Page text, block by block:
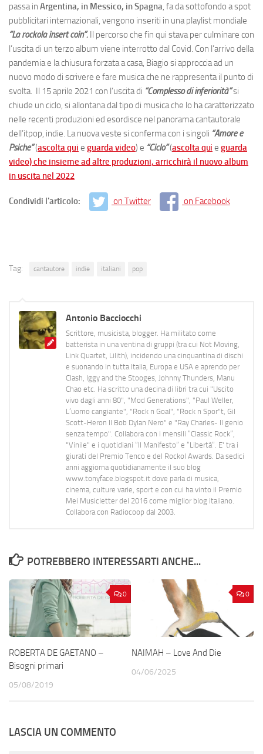
passa in Argentina, in Messico, in Spagna, fa da sottofondo a spot
pubblicitari internazionali, vengono inseriti in una playlist mondiale
“La rockola insert coin”. Il percorso che fin qui stava per culminare con
l’uscita di un terzo album viene interrotto dal Covid. Con l’arrivo della
pandemia e la chiusura forzata a casa, Biagio si approccia ad un
nuovo modo di scrivere e fare musica che ne rappresenta il punto di
svolta. Il 15 aprile 2021 con l’uscita di “Complesso di inferiorità”si
chiude un ciclo, si allontana dal tipo di musica che lo ha caratterizzato
nelle recenti produzioni ed esordisce nel panorama cantautorale
dell’itpop, indie. La nuova veste si conferma con i singoli “Amore e
Psiche”(ascolta qui e guarda video) e “Ciclo”(ascolta qui e guarda
video) che insieme ad altre produzioni, arricchirà il nuovo album
in uscita nel 2022
Condividi l'articolo: on Twitter on Facebook
Tag: cantautore indie italiani pop
Antonio Bacciocchi
Scrittore, musicista, blogger. Ha militato come
batterista in una ventina di gruppi (tra cui Not Moving,
Link Quartet, Lilith), incidendo una cinquantina di dischi
e suonando in tutta Italia, Europa e USA e aprendo per
Clash, Iggy and the Stooges, Johnny Thunders, Manu
Chao etc. Ha scritto una decina di libri tra cui "Uscito
vivo dagli anni 80", "Mod Generations", "Paul Weller,
L’uomo cangiante", "Rock n Goal", "Rock n Spor"t, Gil
Scott-Heron Il Bob Dylan Nero" e "Ray Charles- Il genio
senza tempo". Collabora con i mensili “Classic Rock”,
"Vinile" e i quotidiani “Il Manifesto” e “Libertà”. E' tra i
giurati del Premio Tenco e del Rockol Awards. Da sedici
anni aggiorna quotidianamente il suo blog
www.tonyface.blogspot.it dove parla di musica,
cinema, culture varie, sport e con cui ha vinto il Premio
Mei Musicletter del 2016 come miglior blog italiano.
Collabora con Radiocoop dal 2003.
POTREBBERO INTERESSARTI ANCHE...
0
ROBERTA DE GAETANO –
Bisogni primari
05/08/2019
0
NAIMAH – Love And Die
04/06/2025
LASCIA UN COMMENTO